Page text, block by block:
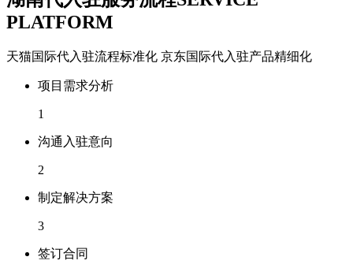
PLATFORM
天猫国际代入驻流程标准化 京东国际代入驻产品精细化
项目需求分析
1
沟通入驻意向
2
制定解决方案
3
签订合同